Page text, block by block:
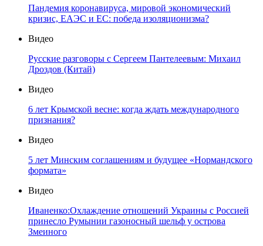
Пандемия коронавируса, мировой экономический
кризис, ЕАЭС и ЕС: победа изоляционизма?
Видео
Русские разговоры с Сергеем Пантелеевым: Михаил
Дроздов (Китай)
Видео
6 лет Крымской весне: когда ждать международного
признания?
Видео
5 лет Минским соглашениям и будущее «Нормандского
формата»
Видео
Иваненко:Охлаждение отношений Украины с Россией
принесло Румынии газоносный шельф у острова
Змеиного